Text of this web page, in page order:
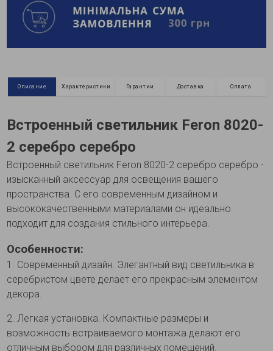
Описание Характеристики Гарантии Доставка Оплата
Встроенный светильник Feron 8020-
2 серебро серебро
Встроенный светильник Feron 8020-2 серебро серебро -
изысканный аксессуар для освещения вашего
пространства. С его современным дизайном и
высококачественными материалами он идеально
подходит для создания стильного интерьера.
Особенности:
1. Современный дизайн. Элегантный вид светильника в
серебристом цвете делает его прекрасным элементом
декора.
2. Легкая установка. Компактные размеры и
возможность встраиваемого монтажа делают его
отличным выбором для различных помещений.